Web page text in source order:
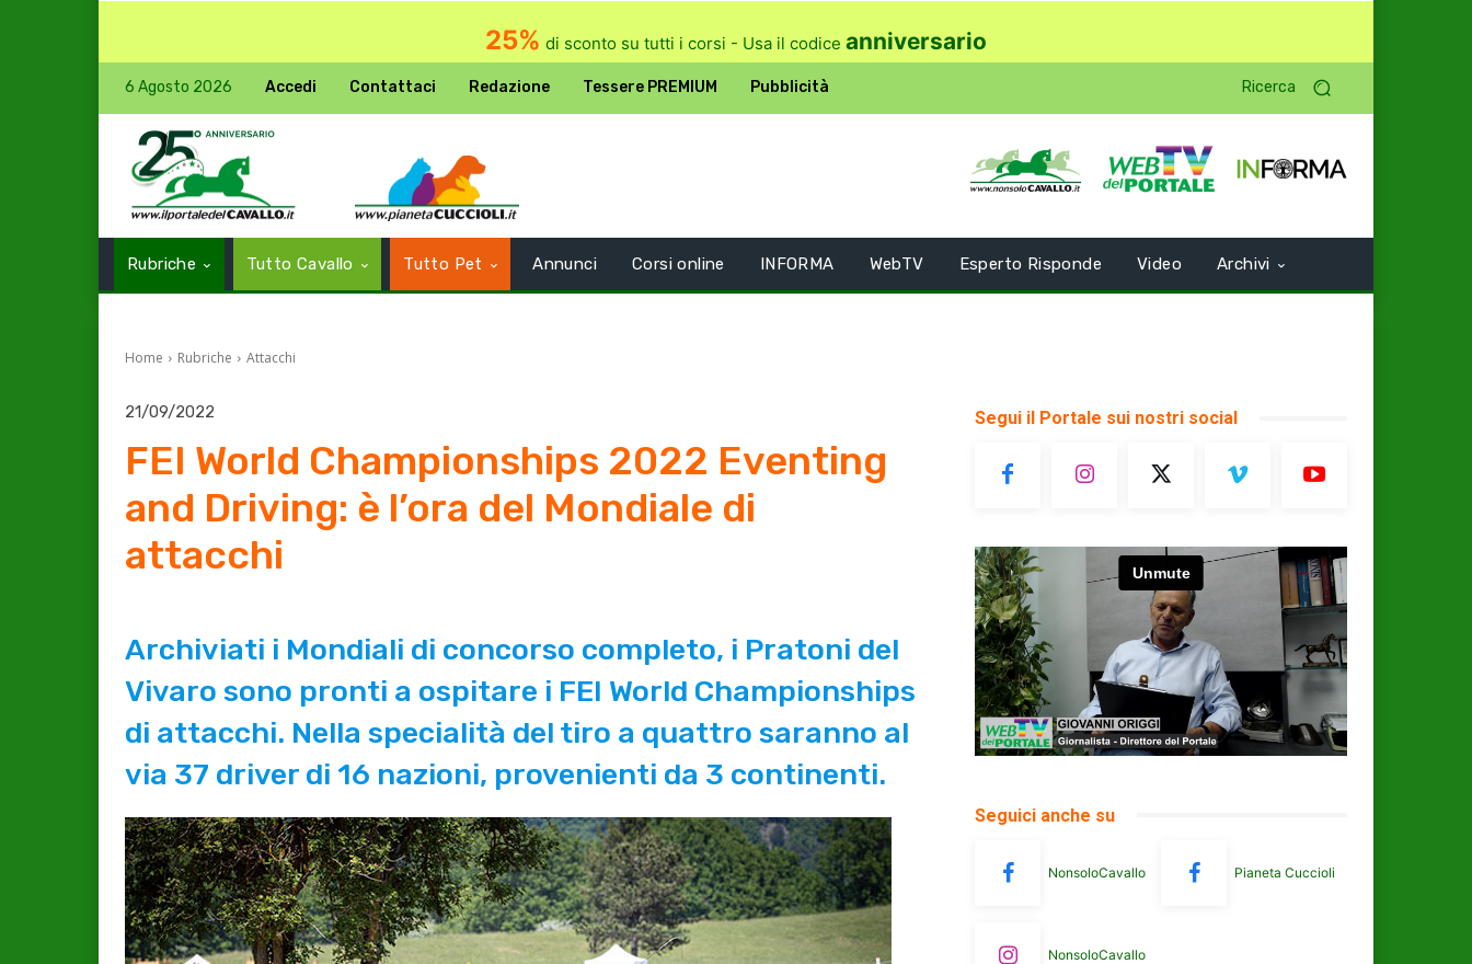
25% di sconto su tutti i corsi - Usa il codice anniversario
6 Agosto 2026 Accedi Contattaci Redazione Tessere PREMIUM Pubblicità Ricerca
Rubriche Tutto Cavallo Tutto Pet Annunci Corsi online INFORMA WebTV Esperto Risponde Video Archivi
Home Rubriche Attacchi
21/09/2022
FEI World Championships 2022 Eventing
and Driving: è l’ora del Mondiale di
attacchi
Archiviati i Mondiali di concorso completo, i Pratoni del
Vivaro sono pronti a ospitare i FEI World Championships
di attacchi. Nella specialità del tiro a quattro saranno al
via 37 driver di 16 nazioni, provenienti da 3 continenti.
Segui il Portale sui nostri social
Seguici anche su
NonsoloCavallo Pianeta Cuccioli
NonsoloCavallo